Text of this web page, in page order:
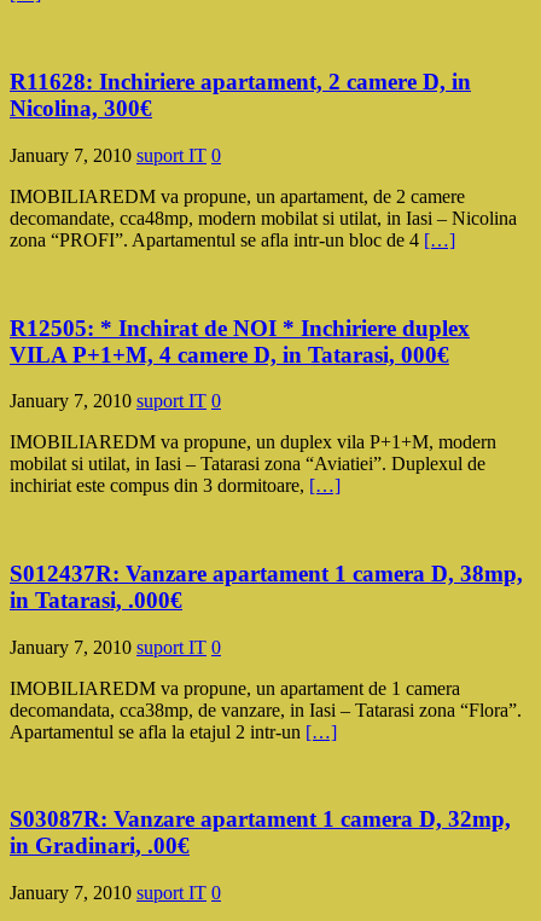
R11628: Inchiriere apartament, 2 camere D, in
Nicolina, 300€
January 7, 2010 suport IT 0
IMOBILIAREDM va propune, un apartament, de 2 camere
decomandate, cca48mp, modern mobilat si utilat, in Iasi – Nicolina
zona “PROFI”. Apartamentul se afla intr-un bloc de 4 […]
R12505: * Inchirat de NOI * Inchiriere duplex
VILA P+1+M, 4 camere D, in Tatarasi, 000€
January 7, 2010 suport IT 0
IMOBILIAREDM va propune, un duplex vila P+1+M, modern
mobilat si utilat, in Iasi – Tatarasi zona “Aviatiei”. Duplexul de
inchiriat este compus din 3 dormitoare, […]
S012437R: Vanzare apartament 1 camera D, 38mp,
in Tatarasi, .000€
January 7, 2010 suport IT 0
IMOBILIAREDM va propune, un apartament de 1 camera
decomandata, cca38mp, de vanzare, in Iasi – Tatarasi zona “Flora”.
Apartamentul se afla la etajul 2 intr-un […]
S03087R: Vanzare apartament 1 camera D, 32mp,
in Gradinari, .00€
January 7, 2010 suport IT 0